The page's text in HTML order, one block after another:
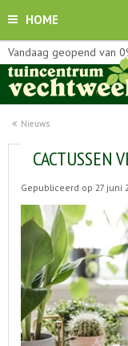
HOME
Nieuws
Vandaag geopend van
CACTUSSEN
Gepubliceerd op 27 juni